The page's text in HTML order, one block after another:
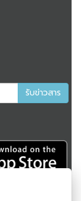
รับข่าวสาร